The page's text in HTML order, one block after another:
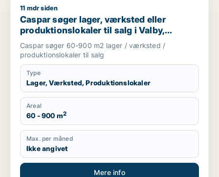
Caspar søger lager, værksted eller produktionslokaler til
11 mdr siden
Caspar søger lager, værksted eller
produktionslokaler til salg i Valby,
Glostrup eller Brøndby m.fl.
Caspar søger 60-900 m2 lager / værksted /
produktionslokaler til salg
Type
Lager, Værksted, Produktionslokaler
Areal
60 - 900 m2
Max. per måned
Ikke angivet
Mere info